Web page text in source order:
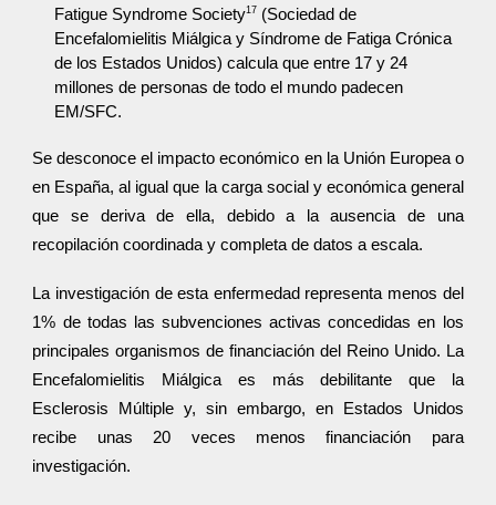
Fatigue Syndrome Society17 (Sociedad de
Encefalomielitis Miálgica y Síndrome de Fatiga Crónica
de los Estados Unidos) calcula que entre 17 y 24
millones de personas de todo el mundo padecen
EM/SFC.
Se desconoce el impacto económico en la Unión Europea o
en España, al igual que la carga social y económica general
que se deriva de ella, debido a la ausencia de una
recopilación coordinada y completa de datos a escala.
︎La investigación de esta enfermedad representa menos del
1% de todas las subvenciones activas concedidas en los
principales organismos de financiación del Reino Unido. La
Encefalomielitis Miálgica es más debilitante que la
Esclerosis Múltiple y, sin embargo, en Estados Unidos
recibe unas 20 veces menos financiación para
investigación.